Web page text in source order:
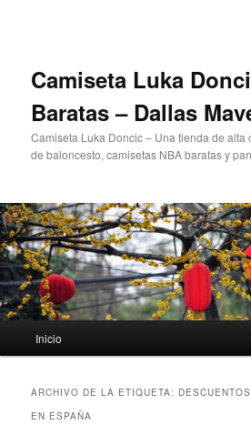
Camiseta Luka
Baratas – Dallas
Camiseta Luka Doncic – Una tienda de alta
de baloncesto, camisetas NBA baratas y
principal
Inicio
ARCHIVO DE LA ETIQUETA:
EN ESPAÑA